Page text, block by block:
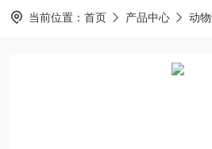
当前位置： 首页 产品中心 动